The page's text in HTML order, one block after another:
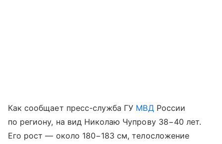
Как сообщает пресс-служба ГУ МВДРоссии
по региону, на вид Николаю Чупрову 38−40 лет.
Его рост — около 180−183 см, телосложение